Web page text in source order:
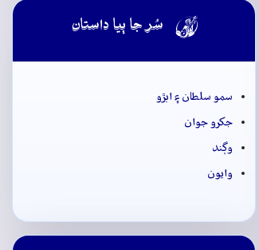
 سُر جا ٻيا داستان
سمو سلطان ۽ ابڙو
جکرو جوان
وڳند
وايون